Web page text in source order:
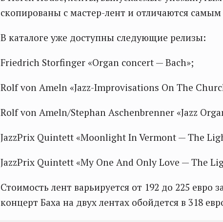
скопированы с мастер-лент и отличаются
В каталоге уже доступны следующие релизы:
Friedrich Storfinger «Organ concert — Bach»;
Rolf von Ameln «Jazz-Improvisations On The
Rolf von Ameln/Stephan Aschenbrenner «Jazz
JazzPrix Quintett «Moonlight In Vermont — The
JazzPrix Quintett «My One And Only Love — The
Стоимость лент варьируется от 192 до 225 евро
концерт Баха на двух лентах обойдется в 318